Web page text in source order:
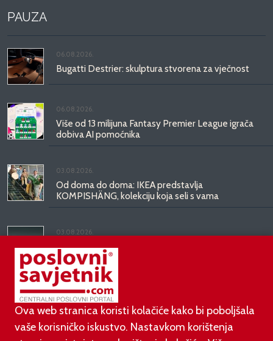
PAUZA
06.08.2026.
Bugatti Destrier: skulptura stvorena za vječnost
06.08.2026.
Više od 13 milijuna Fantasy Premier League igrača
dobiva AI pomoćnika
03.08.2026.
Od doma do doma: IKEA predstavlja
KOMPISHÄNG, kolekciju koja seli s vama
03.08.2026.
Kineski BYD predstavio luksuznu limuzinu veću od
Mercedesove S-klase, obećava domet do 1.000
kilometara
Ova web stranica koristi kolačiće kako bi poboljšala
vaše korisničko iskustvo. Nastavkom korištenja